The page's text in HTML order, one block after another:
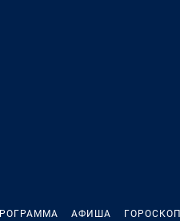
АФИША ГОРОСКОП